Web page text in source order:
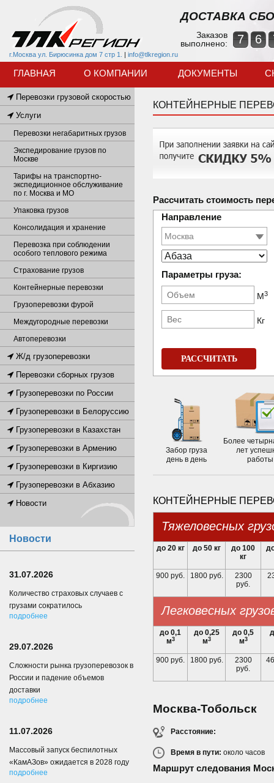
г.Москва ул. Бирюсинка дом 7 стр 1. | info@tlkregion.ru
ДОСТАВКА
Заказов
выполнено:
7 6
ГЛАВНАЯ О КОМПАНИИ ДОКУМЕНТЫ
КОНТЕЙНЕРНЫЕ
Рассчитать стоимость
Направление
Параметры груза:
М3
Кг
РАССЧИТАТЬ
Забор груза
день в день
Более
лет
работы
КОНТЕЙНЕРНЫЕ
Тяжеловесных
до 20 кг до 50 кг
до 100
кг
900 руб. 1800 руб.
2300
руб.
Легковесных
до 0,1
м3
до 0,25
м3
до 0,5
м3
900 руб. 1800 руб.
2300
руб.
Москва-Тобольск
Расстояние:
Время в пути: около часов
Маршрут следования
Перевозки грузовой скоростью
Услуги
Перевозки негабаритных грузов
Экспедирование грузов по
Москве
Тарифы на транспортно-
экспедиционное обслуживание
по г. Москва и МО
Упаковка грузов
Консолидация и хранение
Перевозка при соблюдении
особого теплового режима
Страхование грузов
Контейнерные перевозки
Грузоперевозки фурой
Междугородные перевозки
Автоперевозки
Ж/д грузоперевозки
Перевозки сборных грузов
Грузоперевозки по России
Грузоперевозки в Белоруссию
Грузоперевозки в Казахстан
Грузоперевозки в Армению
Грузоперевозки в Киргизию
Грузоперевозки в Абхазию
Новости
Новости
31.07.2026
Количество страховых случаев с
грузами сократилось
подробнее
29.07.2026
Сложности рынка грузоперевозок в
России и падение объемов
доставки
подробнее
11.07.2026
Массовый запуск беспилотных
«КамАЗов» ожидается в 2028 году
подробнее